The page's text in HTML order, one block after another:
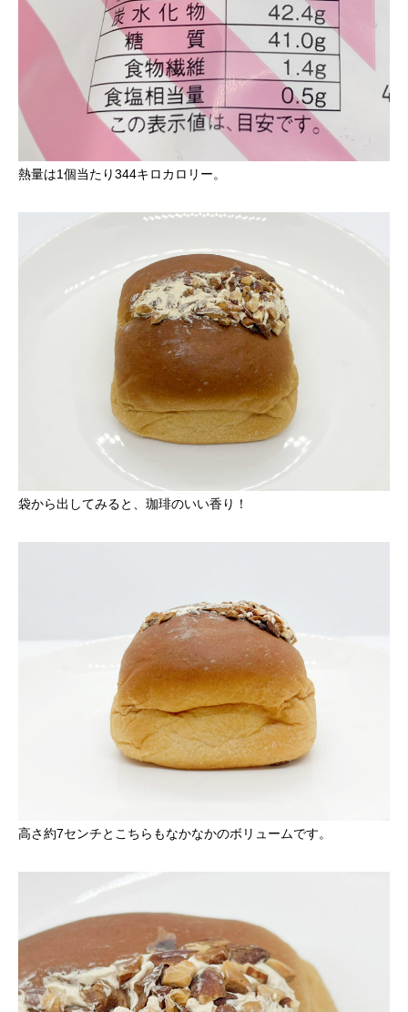
熱量は1個当たり344キロカロリー。
袋から出してみると、珈琲のいい香り！
高さ約7センチとこちらもなかなかのボリュームです。